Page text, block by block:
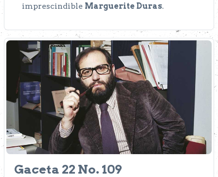
imprescindible Marguerite Duras.
Gaceta 22 No. 109